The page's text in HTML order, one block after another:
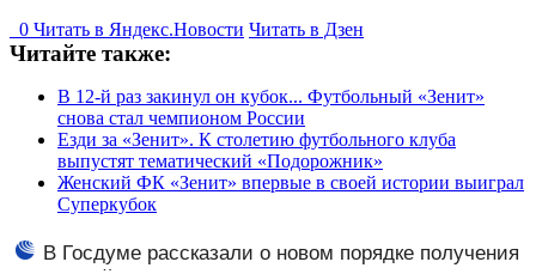
0 Читать в Яндекс.Новости Читать в Дзен
Читайте также:
В 12-й раз закинул он кубок... Футбольный «Зенит»
снова стал чемпионом России
Езди за «Зенит». К столетию футбольного клуба
выпустят тематический «Подорожник»
Женский ФК «Зенит» впервые в своей истории выиграл
Суперкубок
В Госдуме рассказали о новом порядке получения